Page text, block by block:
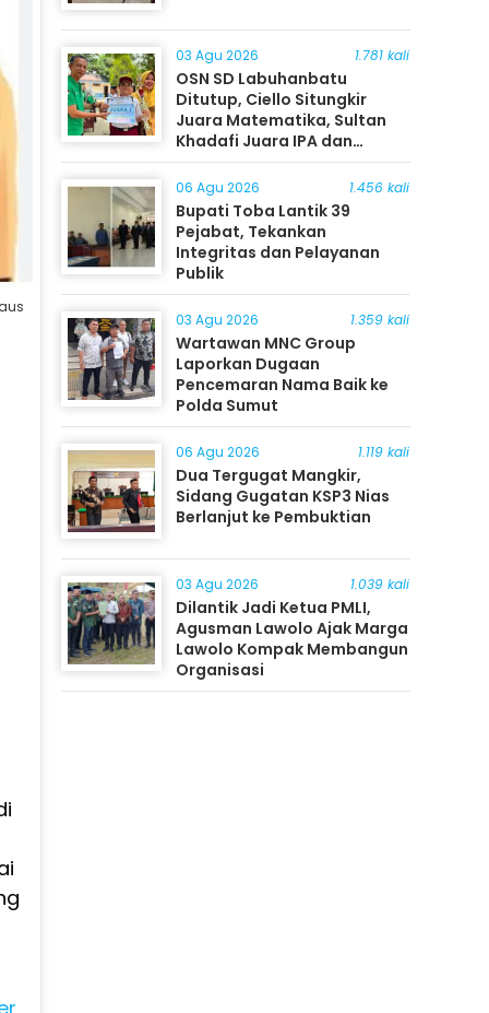
03 Agu 2026 1.781 kali
OSN SD Labuhanbatu
Ditutup, Ciello Situngkir
Juara Matematika, Sultan
Khadafi Juara IPA dan
Timothy Rangkuti Juara IPS
06 Agu 2026 1.456 kali
Bupati Toba Lantik 39
Pejabat, Tekankan
Integritas dan Pelayanan
Publik
03 Agu 2026 1.359 kali
Wartawan MNC Group
Laporkan Dugaan
Pencemaran Nama Baik ke
Polda Sumut
06 Agu 2026 1.119 kali
Dua Tergugat Mangkir,
Sidang Gugatan KSP3 Nias
Berlanjut ke Pembuktian
03 Agu 2026 1.039 kali
Dilantik Jadi Ketua PMLI,
Agusman Lawolo Ajak Marga
Lawolo Kompak Membangun
Organisasi